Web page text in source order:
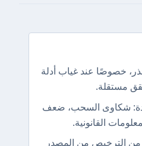
خصوصًا عند غياب أدلة
مستقلة.
شكاوى السحب، ضعف
القانونية.
من الترخيص من المصدر